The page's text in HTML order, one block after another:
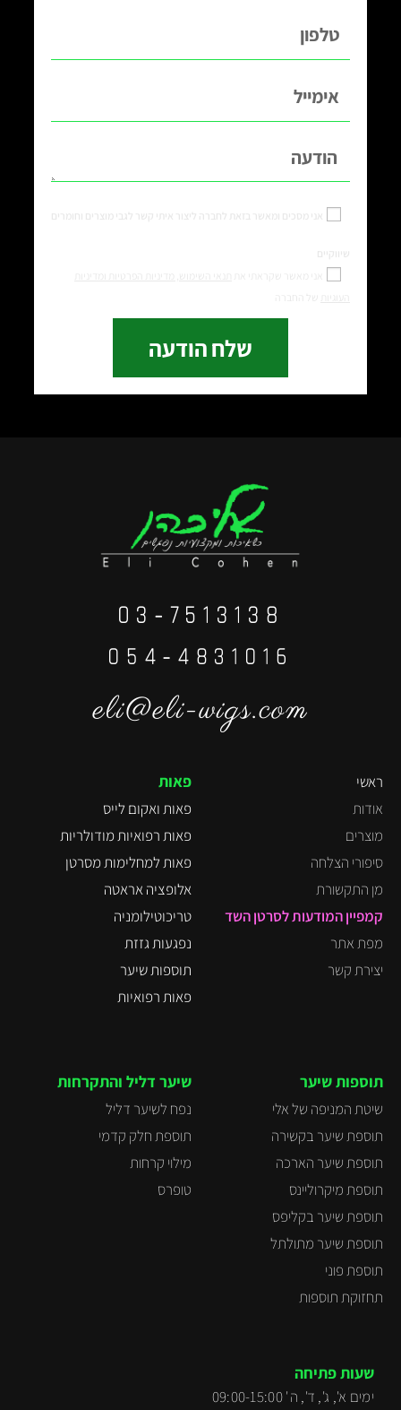
שלח הודעה
03-7513138
eli@eli-wigs.com
ראשי
אודות
מוצרים
סיפורי הצלחה
מן התקשורת
קמפיין המודעות לסרטן השד
מפת אתר
יצירת קשר
פאות
פאות ואקום לייס
פאות רפואיות מודולריות
פאות למחלימות מסרטן
אלופציה אראטה
טריכוטילומניה
נפגעות גזזת
תוספות שיער
פאות רפואיות
תוספות שיער
שיטת המניפה של אלי
תוספת שיער בקשירה
תוספת שיער הארכה
תוספת מיקרוליינס
תוספת שיער בקליפס
תוספת שיער מתולתל
תוספת פוני
תחזוקת תוספות
שיער דליל והתקרחות
נפח לשיער דליל
תוספת חלק קדמי
מילוי קרחות
טופרס
שעות פתיחה
ימים א', ג', ד', ה' 09:00-15:00